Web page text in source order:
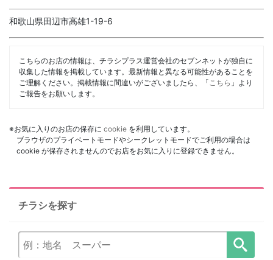
和歌山県田辺市高雄1-19-6
こちらのお店の情報は、チラシプラス運営会社のセブンネットが独自に
収集した情報を掲載しています。最新情報と異なる可能性があることを
ご理解ください。掲載情報に間違いがございましたら、「 こちら 」より
ご報告をお願いします。
※お気に入りのお店の保存に cookie を利用しています。
ブラウザのプライベートモードやシークレットモードでご利用の場合は
cookie が保存されませんのでお店をお気に入りに登録できません。
チラシを探す